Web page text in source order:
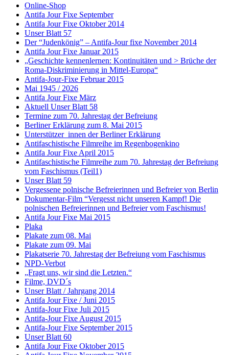
Online-Shop
Antifa Jour Fixe September
Antifa Jour Fixe Oktober 2014
Unser Blatt 57
Der “Judenkönig” – Antifa-Jour fixe November 2014
Antifa Jour Fixe Januar 2015
„Geschichte kennenlernen: Kontinuitäten und > Brüche der
Roma-Diskriminierung in Mittel-Europa“
Antifa-Jour-Fixe Februar 2015
Mai 1945 / 2026
Antifa Jour Fixe März
Aktuell Unser Blatt 58
Termine zum 70. Jahrestag der Befreiung
Berliner Erklärung zum 8. Mai 2015
Unterstützer_innen der Berliner Erklärung
Antifaschistische Filmreihe im Regenbogenkino
Antifa Jour Fixe April 2015
Antifaschistische Filmreihe zum 70. Jahrestag der Befreiung
vom Faschismus (Teil1)
Unser Blatt 59
Vergessene polnische Befreierinnen und Befreier von Berlin
Dokumentar-Film “Vergesst nicht unseren Kampf! Die
polnischen Befreierinnen und Befreier vom Faschismus!
Antifa Jour Fixe Mai 2015
Plaka
Plakate zum 08. Mai
Plakate zum 09. Mai
Plakatserie 70. Jahrestag der Befreiung vom Faschismus
NPD-Verbot
„Fragt uns, wir sind die Letzten.“
Filme, DVD´s
Unser Blatt / Jahrgang 2014
Antifa Jour Fixe / Juni 2015
Antifa-Jour Fixe Juli 2015
Antifa-Jour Fixe August 2015
Antifa-Jour Fixe September 2015
Unser Blatt 60
Antifa Jour Fixe Oktober 2015